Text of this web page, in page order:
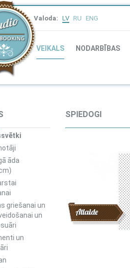
Valoda: LV RU ENG
VEIKALS NODARBĪBAS
āda
griešanai un
un
un
SPIEDOGI
Atlaide